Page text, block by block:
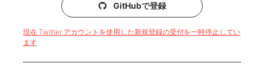
GitHubで登録
現在 Twitter アカウントを使用した新規登録の受付を一時停止してい
ます